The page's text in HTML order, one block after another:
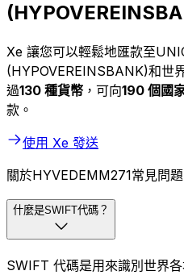
Xe 讓您可以輕鬆地匯款至
(HYPOVEREINSBANK)和世
過130 種貨幣 ，可向190 個國
款。
使用 Xe 發送
關於HYVEDEMM271常見問題
什麼是SWIFT代碼？
SWIFT 代碼是用來識別世界